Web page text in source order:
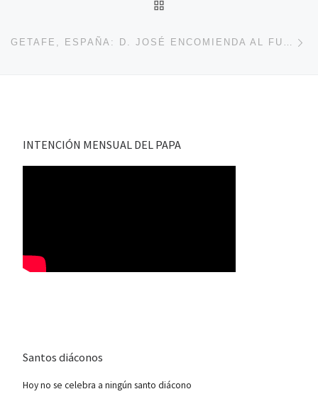
GETAFE, ESPAÑA: D. JOSÉ ENCOMIENDA AL FUTURO DIÁCONO PERMANENTE VELAR POR LA SALUD ESPIRITUAL DE SUS HERMANOS
INTENCIÓN MENSUAL DEL PAPA
Santos diáconos
Hoy no se celebra a ningún santo diácono